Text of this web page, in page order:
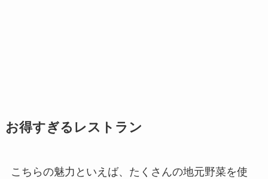
お得すぎるレストラン
こちらの魅力といえば、たくさんの地元野菜を使